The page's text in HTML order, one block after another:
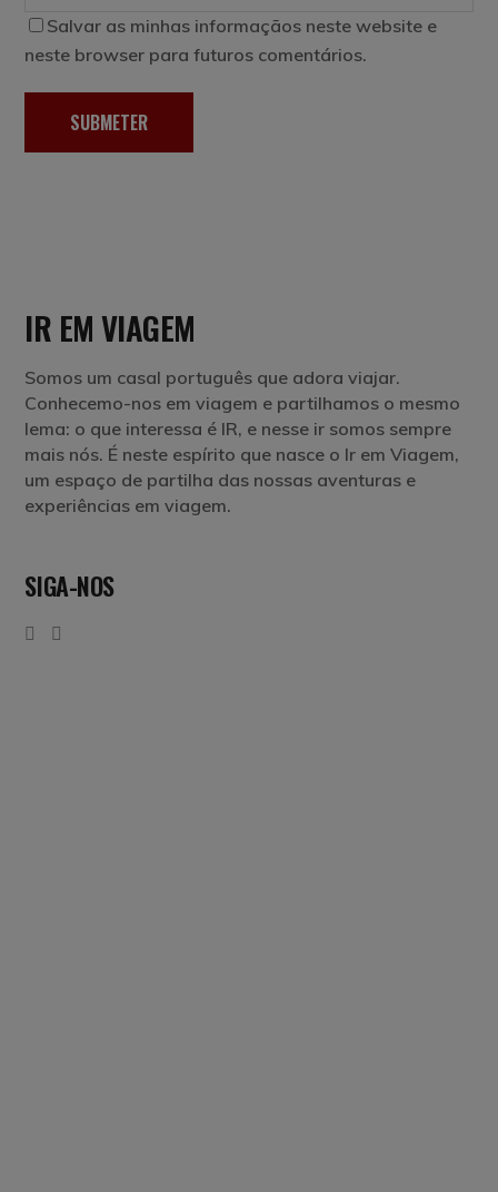
Salvar as minhas informaçãos neste website e
neste browser para futuros comentários.
SUBMETER
IR EM VIAGEM
Somos um casal português que adora viajar.
Conhecemo-nos em viagem e partilhamos o mesmo
lema: o que interessa é IR, e nesse ir somos sempre
mais nós. É neste espírito que nasce o Ir em Viagem,
um espaço de partilha das nossas aventuras e
experiências em viagem.
SIGA-NOS